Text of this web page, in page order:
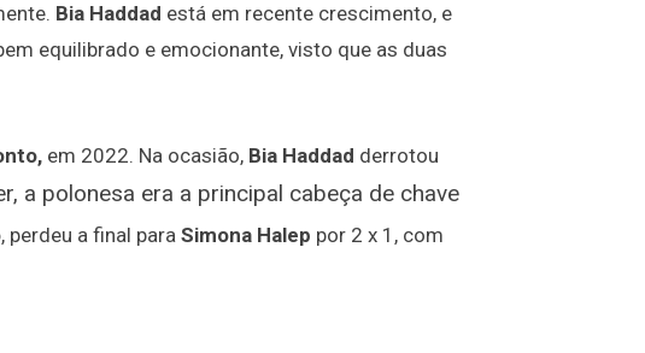
Bia Haddad está em recente crescimento, e
equilibrado e emocionante, visto que as duas
em 2022. Na ocasião, Bia Haddad derrotou
a polonesa era a principal cabeça de chave
, perdeu a final para Simona Halep por 2 x 1, com